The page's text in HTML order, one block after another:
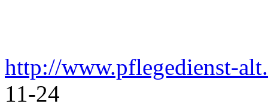
http://www.pflegedienst-
11-24